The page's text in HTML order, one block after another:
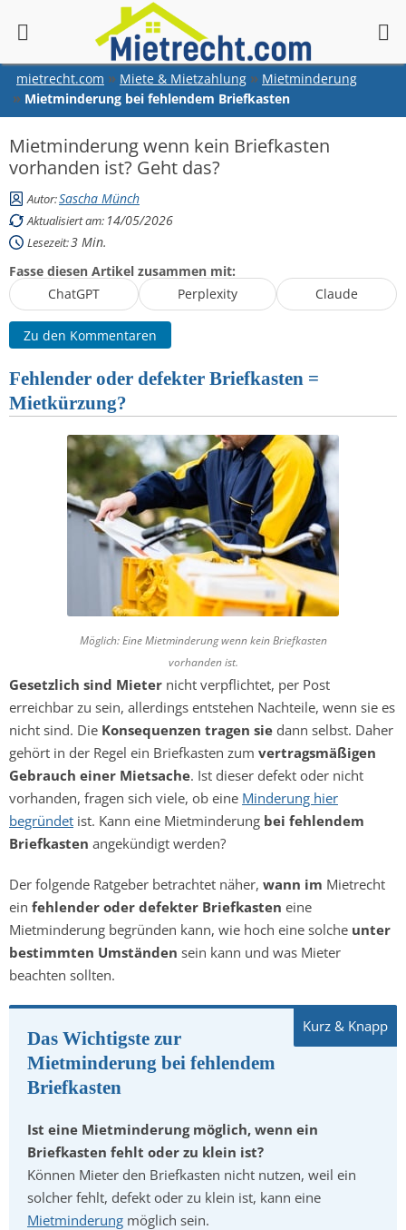
mietrecht.com Miete & Mietzahlung
Mietminderung
Mietminderung bei fehlendem Briefkasten
Mietminderung wenn kein Briefkasten
vorhanden ist? Geht das?
Autor:Sascha Münch
Aktualisiert am: 14/05/2026
Lesezeit:3 Min.
Fasse diesen Artikel zusammen mit:
ChatGPT
Perplexity Claude
Zu den Kommentaren
Fehlender oder defekter Briefkasten =
Mietkürzung?
Möglich: Eine Mietminderung wenn kein Briefkasten
vorhanden ist.
Gesetzlich sind Mieter nicht verpflichtet, per Post
erreichbar zu sein, allerdings entstehen Nachteile, wenn sie es
nicht sind. Die Konsequenzen tragen sie dann selbst. Daher
gehört in der Regel ein Briefkasten zum vertragsmäßigen
Gebrauch einer Mietsache. Ist dieser defekt oder nicht
vorhanden, fragen sich viele, ob eine Minderung hier
begründet ist. Kann eine Mietminderung bei fehlendem
Briefkasten angekündigt werden?
Der folgende Ratgeber betrachtet näher, wann im Mietrecht
ein fehlender oder defekter Briefkasten eine
Mietminderung begründen kann, wie hoch eine solche unter
bestimmten Umständen sein kann und was Mieter
beachten sollten.
Das Wichtigste zur
Mietminderung bei fehlendem
Briefkasten
Ist eine Mietminderung möglich, wenn ein
Briefkasten fehlt oder zu klein ist?
Können Mieter den Briefkasten nicht nutzen, weil ein
solcher fehlt, defekt oder zu klein ist, kann eine
Mietminderung möglich sein.